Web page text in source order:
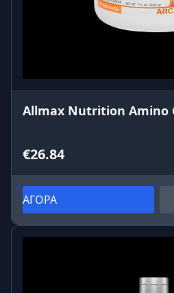
Allmax Nutrition Amino
€26.84
ΑΓΟΡΑ